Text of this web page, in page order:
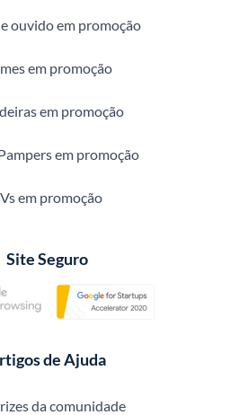
ouvido em promoção
em promoção
em promoção
em promoção
em promoção
Site Seguro
de Ajuda
da comunidade